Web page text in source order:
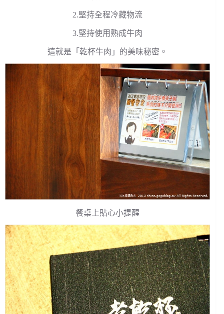
2.堅持全程冷藏物流
3.堅持使用熟成牛肉
這就是「乾杯牛肉」的美味秘密。
餐桌上貼心小提醒